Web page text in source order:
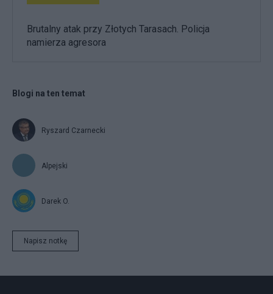
Brutalny atak przy Złotych Tarasach. Policja
namierza agresora
Blogi na ten temat
Ryszard Czarnecki
Alpejski
Darek O.
Napisz notkę